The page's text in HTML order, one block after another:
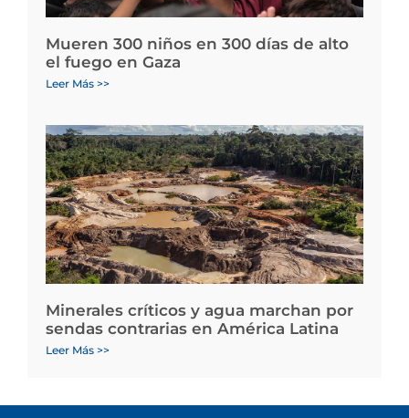
Mueren 300 niños en 300 días de alto
el fuego en Gaza
Leer Más >>
Minerales críticos y agua marchan por
sendas contrarias en América Latina
Leer Más >>